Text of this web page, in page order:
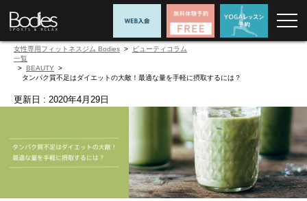
女性専用フィットネスジム Bodies > コラム
> BEAUTY >
タンパク質不足はダイエットの大敵！最適な量を手軽に摂取するには？
更新日 : 2020年4月29日